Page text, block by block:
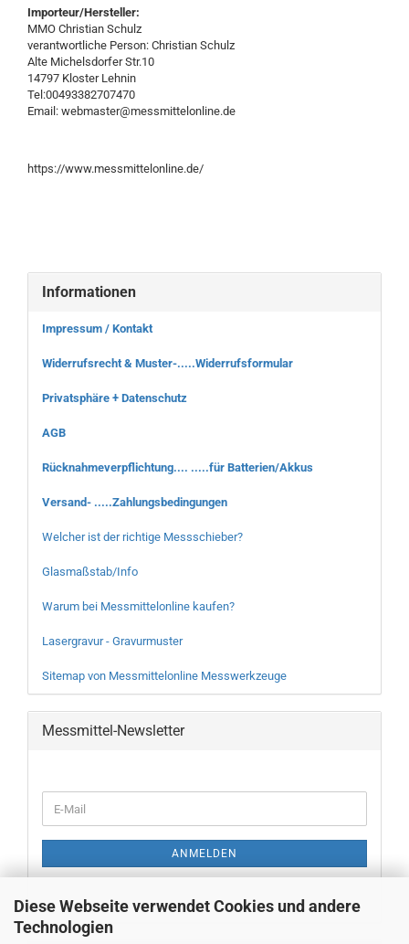
Diese Webseite verwendet Cookies und andere
Technologien
Importeur/Hersteller:
MMO Christian Schulz
verantwortliche Person: Christian Schulz
Alte Michelsdorfer Str.10
14797 Kloster Lehnin
Tel:00493382707470
Email: webmaster@messmittelonline.de
https://www.messmittelonline.de/
Informationen
Impressum / Kontakt
Widerrufsrecht & Muster-.....Widerrufsformular
Privatsphäre + Datenschutz
AGB
Rücknahmeverpflichtung.... .....für Batterien/Akkus
Versand- .....Zahlungsbedingungen
Welcher ist der richtige Messschieber?
Glasmaßstab/Info
Warum bei Messmittelonline kaufen?
Lasergravur - Gravurmuster
Sitemap von Messmittelonline Messwerkzeuge
Messmittel-Newsletter
ZUR
E-
Mail
ANMELDEN